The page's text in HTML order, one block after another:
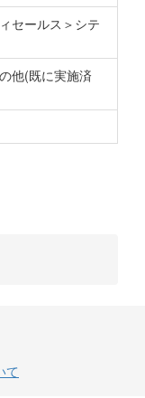
セールス＞シテ
他(既に実施済
て